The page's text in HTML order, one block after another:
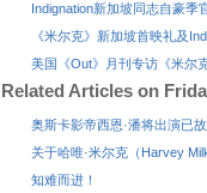
Indignation新加坡同志自豪季
《米尔克》新加坡首映礼及
美国《Out》月刊专访《米尔
Related Articles on
奥斯卡影帝西恩·潘将出演已
关于哈唯·米尔克（Harvey
知难而进！